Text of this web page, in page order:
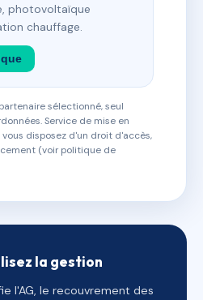
photovoltaïque
chauffage.
sélectionné, seul
Service de mise en
disposez d'un droit d'accès,
(voir politique de
la gestion
l'AG, le recouvrement des